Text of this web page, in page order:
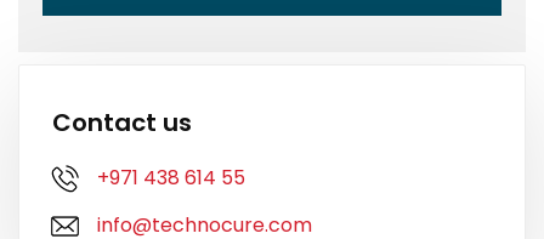
Contact us
+971 438 614 55
info@technocure.com